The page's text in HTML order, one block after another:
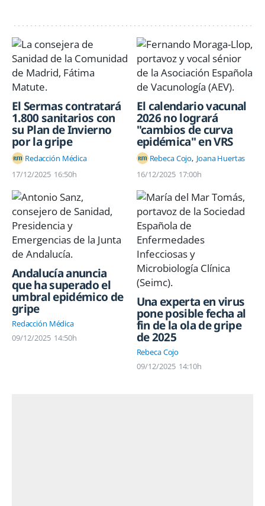
El Sermas contratará
1.800 sanitarios con
su Plan de Invierno
por la gripe
Redacción Médica
17/12/2025 16:50h
El calendario vacunal
2026 no logrará
"cambios de curva
epidémica" en VRS
Rebeca Cojo Joana Huertas
16/12/2025 17:00h
Andalucía anuncia
que ha superado el
umbral epidémico de
gripe
Redacción Médica
09/12/2025 14:50h
Una experta en virus
pone posible fecha al
fin de la ola de gripe
de 2025
Rebeca Cojo
09/12/2025 14:10h